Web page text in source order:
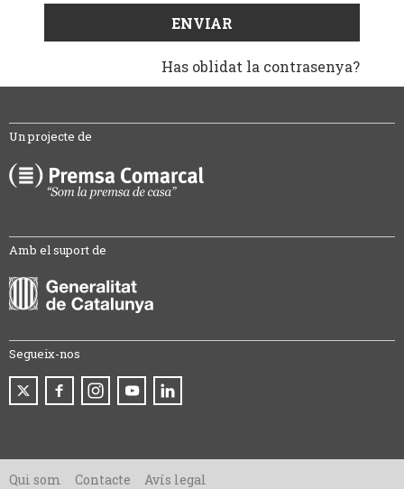
Has oblidat la contrasenya?
Un projecte de
Amb el suport de
Segueix-nos
Qui som Contacte Avís legal